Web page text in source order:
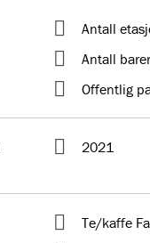
Antall
Antall
Offentlig
2021
Te/kaffe